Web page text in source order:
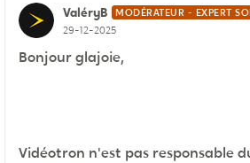
ValéryB MODÉRATEUR - EXPERT
29-12-2025
Bonjour glajoie,
Vidéotron n'est pas responsable